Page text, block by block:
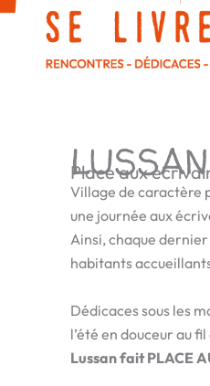
Place aux
Village de caractère
une journée aux
Ainsi, chaque
habitants
Dédicaces sous les
l’été en douceur au
Lussan fait PLACE